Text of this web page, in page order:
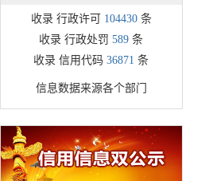
收录 行政许可 104430 条
收录 行政处罚589 条
收录 信用代码36871 条
信息数据来源各个部门